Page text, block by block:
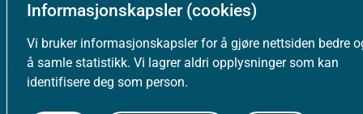
Informasjonskapsler (cookies)
Vi bruker informasjonskapsler for å gjøre nettsiden bedre
å samle statistikk. Vi lagrer aldri opplysninger som kan
identifisere deg som person.
Om nettstedet
Personvernerklæring